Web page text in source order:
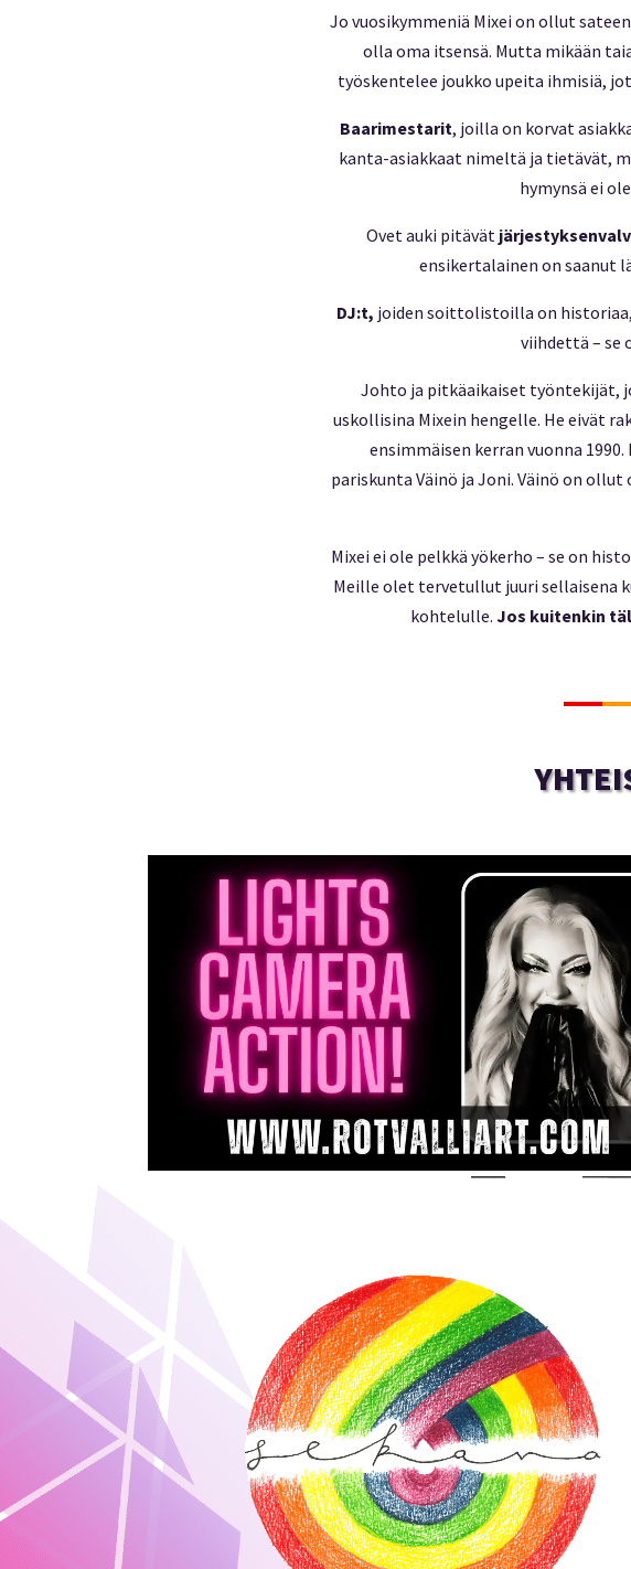
Jo vuosikymmeniä Mixei on ollut
olla oma itsensä. Mutta mikään
työskentelee joukko upeita ihmisiä,
Baarimestarit, joilla on korvat
kanta-asiakkaat nimeltä ja tietävät,
hymynsä ei
Ovet auki pitävät
ensikertalainen on saanut
DJ:t, joiden soittolistoilla on historiaa,
viihdettä – se
Johto ja pitkäaikaiset työntekijät,
uskollisina Mixein hengelle. He eivät
ensimmäisen kerran vuonna
pariskunta Väinö ja Joni. Väinö on
Mixei ei ole pelkkä yökerho – se on
Meille olet tervetullut juuri sellaisena
kohtelulle. Jos kuitenkin